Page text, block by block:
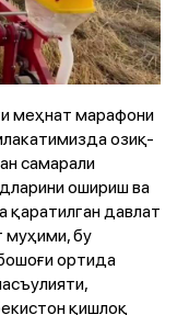
меҳнат марафони
озиқ-
самарали
ошириш ва
қаратилган давлат
муҳими, бу
ортида
қишлоқ